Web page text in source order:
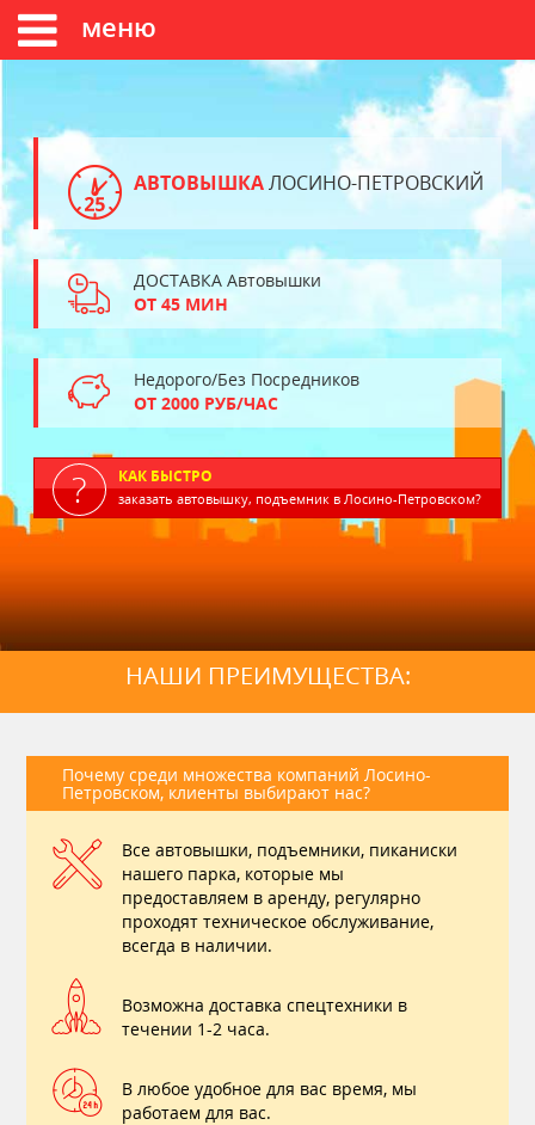
меню
АВТОВЫШКАЛОСИНО-ПЕТРОВСКИЙ
ДОСТАВКА Автовышки
ОТ 45 МИН
Недорого/Без Посредников
ОТ 2000 РУБ/ЧАС
КАК БЫСТРО
заказать автовышку, подъемник в Лосино-Петровском?
НАШИ ПРЕИМУЩЕСТВА:
Почему среди множества компаний Лосино-
Петровском, клиенты выбирают нас?
Все автовышки, подъемники, пиканиски
нашего парка, которые мы
предоставляем в аренду, регулярно
проходят техническое обслуживание,
всегда в наличии.
Возможна доставка спецтехники в
течении 1-2 часа.
В любое удобное для вас время, мы
работаем для вас.